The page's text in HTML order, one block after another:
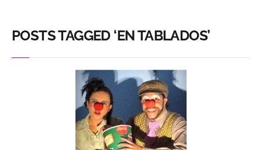
POSTS TAGGED ‘EN TABLADOS’